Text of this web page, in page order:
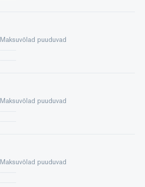
Maksuvõlad puuduvad
Maksuvõlad puuduvad
Maksuvõlad puuduvad